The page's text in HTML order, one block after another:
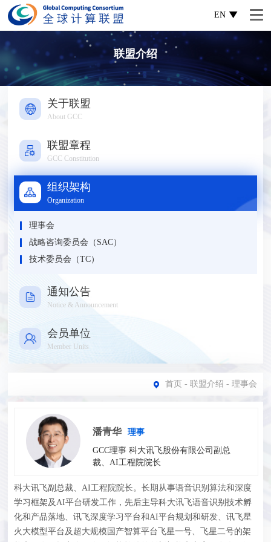
EN
联盟介绍
关于联盟
About GCC
联盟章程
GCC Constitution
组织架构
Organization
理事会
战略咨询委员会（SAC）
技术委员会（TC）
通知公告
Notice & Announcement
会员单位
Member Units
首页 - 联盟介绍 - 理事会
潘青华
理事
GCC理事 科大讯飞股份有限公司副总
裁、AI工程院院长
科大讯飞副总裁、AI工程院院长。长期从事语音识别算法和深度
学习框架及AI平台研发工作，先后主导科大讯飞语音识别技术孵
化和产品落地、讯飞深度学习平台和AI平台规划和研发、讯飞星
火大模型平台及超大规模国产智算平台飞星一号、飞星二号的架